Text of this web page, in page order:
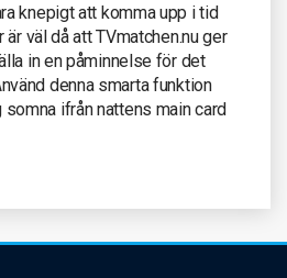
knepigt att komma upp i tid
väl då att TVmatchen.nu ger
in en påminnelse för det
denna smarta funktion
ifrån nattens main card